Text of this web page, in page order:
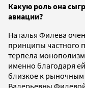
Какую роль она
авиации?
Наталья Филева
принципы частного
терпела
именно благодаря
близкое к рыночным
Валерьевны